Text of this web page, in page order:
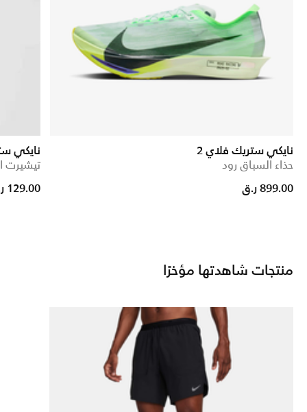
نايكي ستريك فلاي 2
حذاء السباق رود
899.00 ر.ق
نايكي
تيشيرت
from
129.00 ر.ق
منتجات شاهدتها مؤخرًا